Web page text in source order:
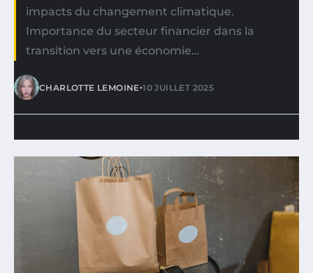
impacts du changement climatique.
Importance du secteur financier dans la
transition vers une économie…
CHARLOTTE LEMOINE•10 JUILLET 2025